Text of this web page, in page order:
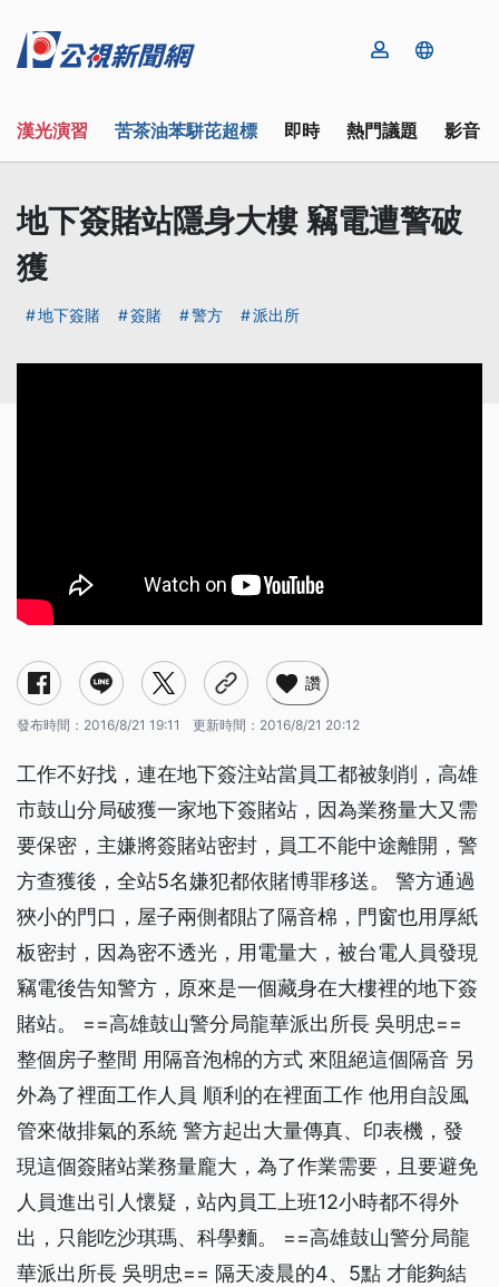
漢光演習 苦茶油苯駢芘超標 即時 熱門議題 影音
地下簽賭站隱身大樓 竊電遭警破
獲
地下簽賭 簽賭 警方 派出所
讚
發布時間： 2016/8/21 19:11 更新時間： 2016/8/21 20:12
工作不好找，連在地下簽注站當員工都被剝削，高雄
市鼓山分局破獲一家地下簽賭站，因為業務量大又需
要保密，主嫌將簽賭站密封，員工不能中途離開，警
方查獲後，全站5名嫌犯都依賭博罪移送。 警方通過
狹小的門口，屋子兩側都貼了隔音棉，門窗也用厚紙
板密封，因為密不透光，用電量大，被台電人員發現
竊電後告知警方，原來是一個藏身在大樓裡的地下簽
賭站。 ==高雄鼓山警分局龍華派出所長 吳明忠==
整個房子整間 用隔音泡棉的方式 來阻絕這個隔音 另
外為了裡面工作人員 順利的在裡面工作 他用自設風
管來做排氣的系統 警方起出大量傳真、印表機，發
現這個簽賭站業務量龐大，為了作業需要，且要避免
人員進出引人懷疑，站內員工上班12小時都不得外
出，只能吃沙琪瑪、科學麵。 ==高雄鼓山警分局龍
華派出所長 吳明忠== 隔天凌晨的4、5點 才能夠結